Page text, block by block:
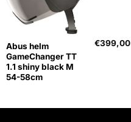
Abus helm
GameChanger TT
1.1 shiny black M
54-58cm
€399,00